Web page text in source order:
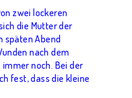
zwei lockeren
die Mutter der
späten Abend
nach dem
noch. Bei der
fest, dass die kleine